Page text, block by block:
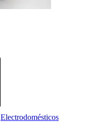
Electrodomésticos